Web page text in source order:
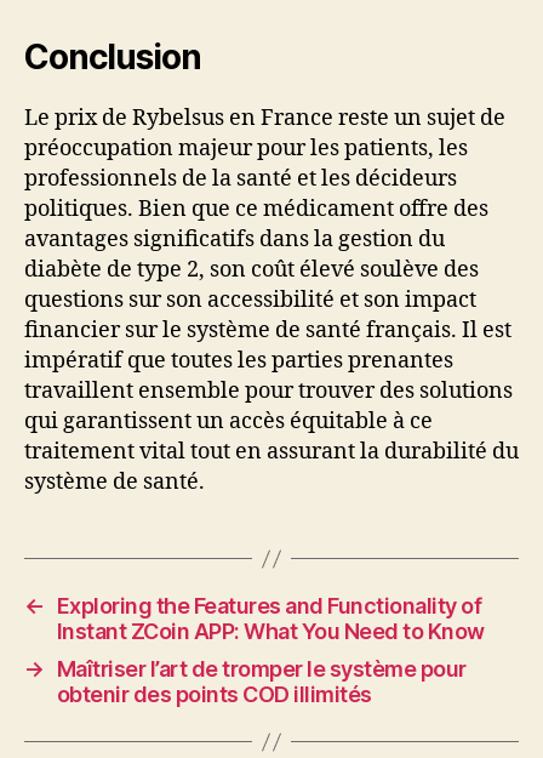
Conclusion
Le prix de Rybelsus en France reste un sujet de
préoccupation majeur pour les patients, les
professionnels de la santé et les décideurs
politiques. Bien que ce médicament offre des
avantages significatifs dans la gestion du
diabète de type 2, son coût élevé soulève des
questions sur son accessibilité et son impact
financier sur le système de santé français. Il est
impératif que toutes les parties prenantes
travaillent ensemble pour trouver des solutions
qui garantissent un accès équitable à ce
traitement vital tout en assurant la durabilité du
système de santé.
←
Exploring the Features and Functionality of
Instant ZCoin APP: What You Need to Know
→
Maîtriser l’art de tromper le système pour
obtenir des points COD illimités